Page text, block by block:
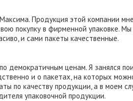
Продукция этой компании
покупку в фирменной упаковке.
и сами пакеты качественные.
демократичным ценам. Я занялся
и о пакетах, на которых
по качеству продукции, а в моем
упаковочной продукции.